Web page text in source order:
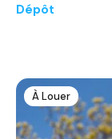
Dépôt
À Louer